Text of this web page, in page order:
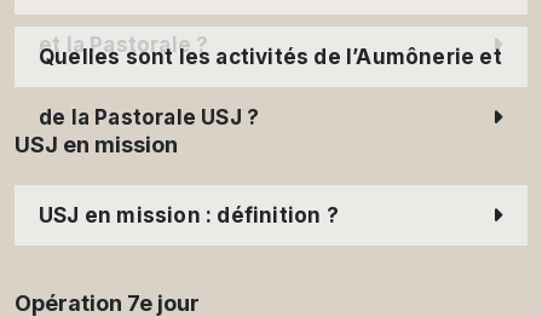
et la Pastorale ?
Quelles sont les activités de l’Aumônerie et
de la Pastorale USJ ?
USJ en mission
USJ en mission : définition ?
Opération 7e jour